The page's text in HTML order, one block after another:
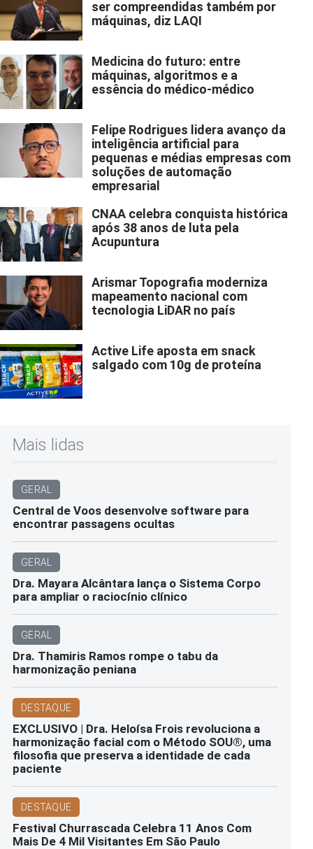
ser compreendidas também por
máquinas, diz LAQI
Medicina do futuro: entre
máquinas, algoritmos e a
essência do médico-médico
Felipe Rodrigues lidera avanço da
inteligência artificial para
pequenas e médias empresas com
soluções de automação
empresarial
CNAA celebra conquista histórica
após 38 anos de luta pela
Acupuntura
Arismar Topografia moderniza
mapeamento nacional com
tecnologia LiDAR no país
Active Life aposta em snack
salgado com 10g de proteína
Mais lidas
GERAL
Central de Voos desenvolve software para
encontrar passagens ocultas
GERAL
Dra. Mayara Alcântara lança o Sistema Corpo
para ampliar o raciocínio clínico
GERAL
Dra. Thamiris Ramos rompe o tabu da
harmonização peniana
DESTAQUE
EXCLUSIVO | Dra. Heloísa Frois revoluciona a
harmonização facial com o Método SOU®️, uma
filosofia que preserva a identidade de cada
paciente
DESTAQUE
Festival Churrascada Celebra 11 Anos Com
Mais De 4 Mil Visitantes Em São Paulo